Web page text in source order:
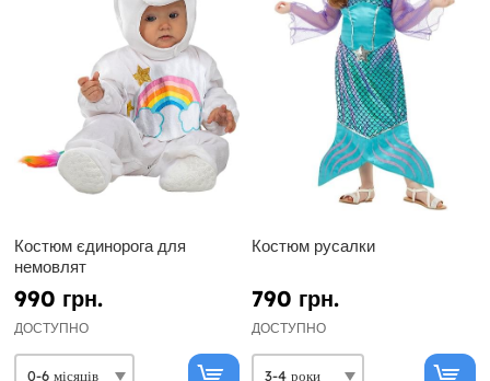
Костюм єдинорога для
немовлят
990 грн.
ДОСТУПНО
Костюм русалки
790 грн.
ДОСТУПНО